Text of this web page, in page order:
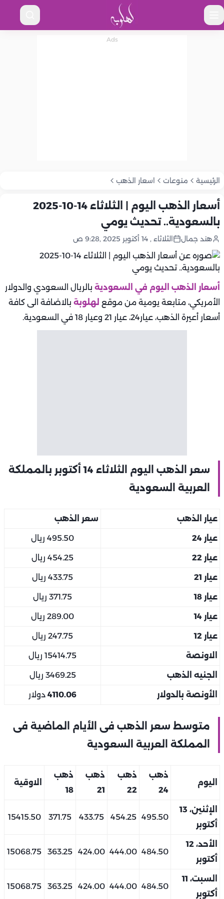
الرئيسية منوعات اسعار الذهب
أسعار الذهب اليوم | الثلاثاء 14-10-2025
بالسعودية.. تحديث يومي
هند جمال الثلاثاء , 14 أكتوبر 2025 ,9:28 ص
أسعار الذهب اليوم في السعودية بالريال السعودي والدولار
الأمريكي، متابعة يومية من موقع لهلوبة بالاضافة الى كافة
أسعار أعيرة الذهب، عيار24، عيار 21 وعيار 18 في السعودية.
سعر الذهب اليوم الثلاثاء 14 أكتوبر بالمملكة
العربية السعودية
عيار الذهب سعر الذهب
عيار 24 495.50 ريال
عيار 22 454.25 ريال
عيار 21 433.75 ريال
عيار 18 371.75 ريال
عيار 14 289.00 ريال
عيار 12 247.75 ريال
الاونصة 15414.75 ريال
الجنيه الذهب 3469.25 ريال
الأونصة بالدولار 4110.06 دولار
متوسط سعر الذهب فى الأيام الماضية فى
المملكة العربية السعودية
اليوم
ذهب
24
ذهب
22
ذهب
21
ذهب
18
الاوقية
الإثنين، 13
أكتوبر
495.50
454.25
433.75
371.75
15415.50
الأحد، 12
أكتوبر
484.50
444.00
424.00
363.25
15068.75
السبت، 11
أكتوبر
484.50
444.00
424.00
363.25
15068.75